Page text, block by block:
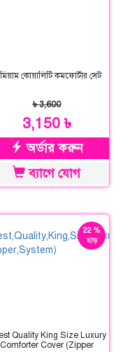
কোয়ালিটি কমফোর্টার সেট
৳ 3,600
3,150 ৳
অর্ডার করুন
ব্যাগে যোগ
22 %
ছাড়
Quality King Size Luxury
Comforter Cover (Zipper